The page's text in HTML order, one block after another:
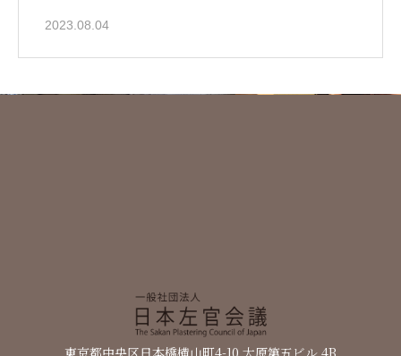
2023.08.04
東京都中央区日本橋横山町4-10 大原第五ビル 4B